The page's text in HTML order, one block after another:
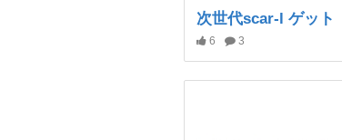
次世代scar-l ゲット
6 3